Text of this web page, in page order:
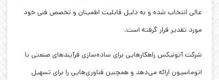
عالی انتخاب شده و به دلیل قابلیت اطمینان و تخصص فنی خود
مورد تقدیر قرار گرفته است.
شرکت آتونیکس راهکارهایی برای ساده‌سازی فرآیندهای صنعتی با
اتوماسیون ارائه می‌دهد و همچنین فناوری‌هایی را برای تسهیل